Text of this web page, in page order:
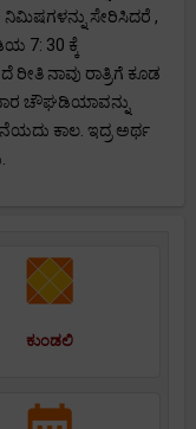
ನಿಮಿಷಗಳನ್ನು ಸೇರಿಸಿದರೆ ,
7: 30 ಕ್ಕೆ
ರೀತಿ ನಾವು ರಾತ್ರಿಗೆ ಕೂಡ
ಚೌಘಡಿಯಾವನ್ನು
ಕಾಲ. ಇದ್ರ ಅರ್ಥ
ಕುಂಡಲಿ